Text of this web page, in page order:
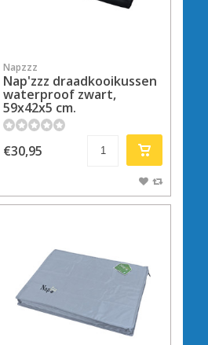
Napzzz
Nap'zzz draadkooikussen
waterproof zwart,
59x42x5 cm.
€30,95